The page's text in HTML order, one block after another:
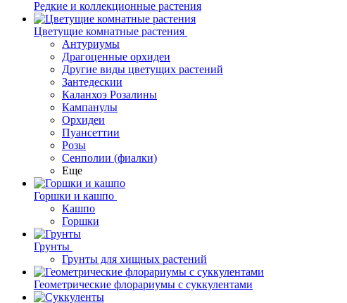
Редкие и коллекционные растения
Цветущие комнатные растения
Антуриумы
Драгоценные орхидеи
Другие виды цветущих растений
Зантедескии
Каланхоэ Розалины
Кампанулы
Орхидеи
Пуансеттии
Розы
Сенполии (фиалки)
Еще
Горшки и кашпо
Кашпо
Горшки
Грунты
Грунты для хищных растений
Геометрические флорариумы с суккулентами